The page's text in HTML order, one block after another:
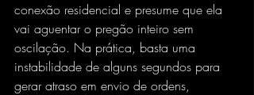
conexão residencial e presume que ela
vai aguentar o pregão inteiro sem
oscilação. Na prática, basta uma
instabilidade de alguns segundos para
gerar atraso em envio de ordens,